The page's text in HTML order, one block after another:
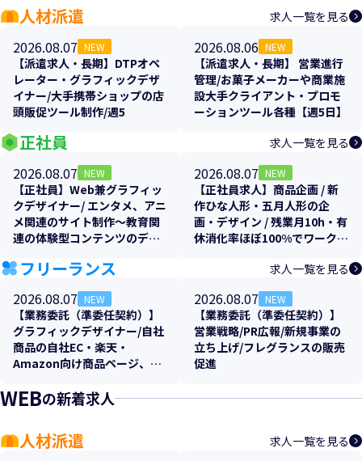
人材派遣 求人一覧を見る
2026.08.07 NEW
【派遣求人・長期】DTPオペ
レーター・グラフィックデザ
イナー/大手携帯ショップの店
頭販促ツール制作/週5
2026.08.06 NEW
【派遣求人・長期】 営業進行
管理/お菓子メーカーや商業施
設大手クライアント・プロモ
ーションツール各種【週5日】
正社員 求人一覧を見る
2026.08.07 NEW
【正社員】Web兼グラフィッ
クデザイナー/ エンタメ、アニ
メ関連のサイト制作～教育関
連の体験型コンテンツのデザ
2026.08.07 NEW
【正社員求人】商品企画 / 新
作ひな人形・五月人形の企
画・デザイン / 残業月10h・有
休消化率ほぼ100%でワークラ
フリーランス 求人一覧を見る
2026.08.07 NEW
【業務委託（準委任契約）】
グラフィックデザイナー/自社
商品の自社EC・楽天・
Amazon向け商品ページ、各
支援
2026.08.07 NEW
【業務委託（準委任契約）】
営業戦略/PR広報/新規事業の
立ち上げ/フレグランスの販売
促進
WEBの新着求人
人材派遣 求人一覧を見る